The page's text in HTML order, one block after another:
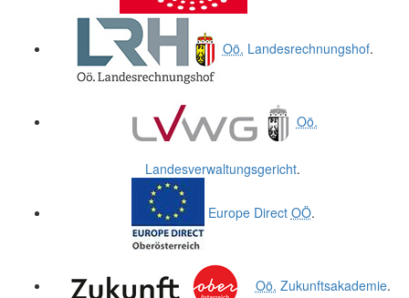
Oö. Landesrechnungshof.
Oö.
Landesverwaltungsgericht.
Europe Direct OÖ.
Oö. Zukunftsakademie.